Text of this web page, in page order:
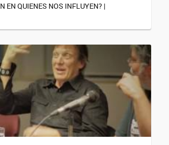
EN QUIENES NOS INFLUYEN? |